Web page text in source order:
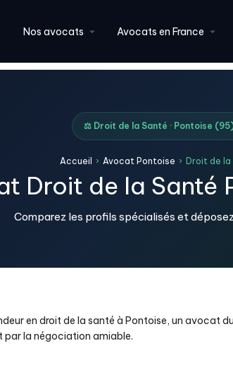
Nos avocats Avocats en France
⚖️ Droit de la Santé · Pontoise
Accueil › Avocat Pontoise › Droit de la
Droit de la Santé
Comparez les profils spécialisés et
en droit de la santé à Pontoise, un avocat
par la négociation amiable.